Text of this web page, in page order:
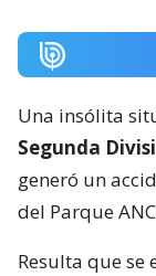
Una insólita
Segunda
generó un
del Parque
Resulta que se